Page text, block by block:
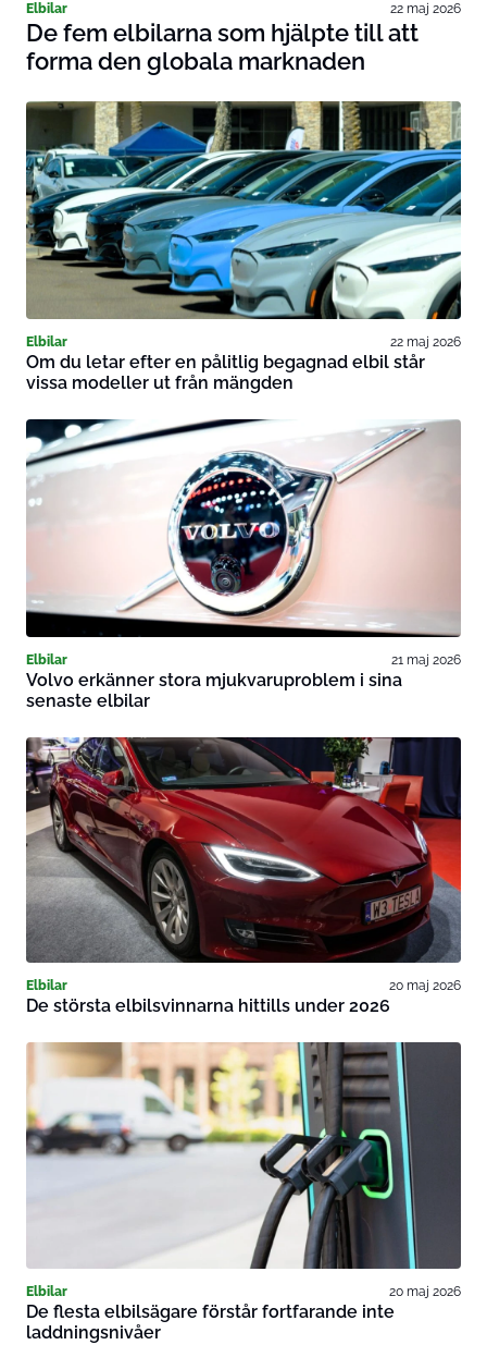
Elbilar 22 maj 2026
De fem elbilarna som hjälpte till att
forma den globala marknaden
Elbilar 22 maj 2026
Om du letar efter en pålitlig begagnad elbil står
vissa modeller ut från mängden
Elbilar 21 maj 2026
Volvo erkänner stora mjukvaruproblem i sina
senaste elbilar
Elbilar 20 maj 2026
De största elbilsvinnarna hittills under 2026
Elbilar 20 maj 2026
De flesta elbilsägare förstår fortfarande inte
laddningsnivåer